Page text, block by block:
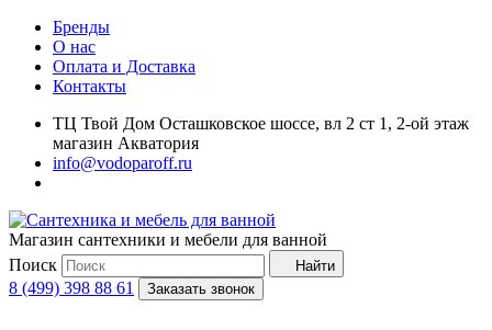
Бренды
О нас
Оплата и Доставка
Контакты
ТЦ Твой Дом Осташковское шоссе, вл 2 ст 1, 2-ой этаж
магазин Акватория
info@vodoparoff.ru
Магазин сантехники и мебели для ванной
Поиск
Найти
8 (499) 398 88 61 Заказать звонок